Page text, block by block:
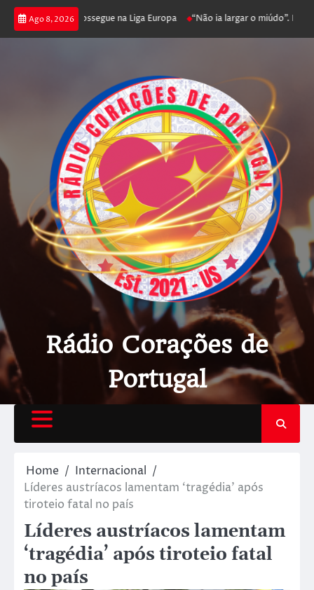
Ago 8, 2026
poker e prossegue na Liga Europa “Não ia largar o miúdo”.
Rádio Corações de
Portugal
Home
Internacional
Líderes austríacos lamentam ‘tragédia’ após
tiroteio fatal no país
Líderes austríacos lamentam
‘tragédia’ após tiroteio fatal
no país